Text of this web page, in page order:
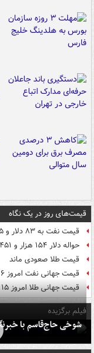
قیمت‌های روز در یک نگاه
قیمت نفت به ۸۳ دلار و ۵۵ سنت در هر بشکه رسید
حواله دلار ۱۵۴ هزار و ۴۵۱ تومان شد
قیمت طلا صعودی ماند
قیمت جهانی نفت امروز ۱۶ مرداد
قیمت جهانی طلا امروز ۱۵ مرداد
فیلم برگزیده
شوخی حاج‌قاسم با